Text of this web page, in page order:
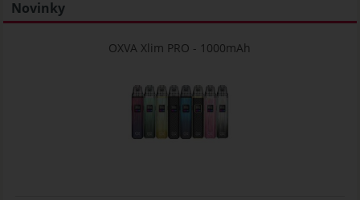
Novinky
OXVA Xlim PRO - 1000mAh